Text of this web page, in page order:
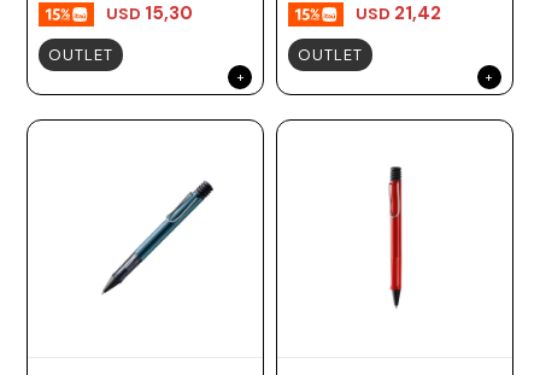
USD 15,30
OUTLET
USD 21,42
OUTLET